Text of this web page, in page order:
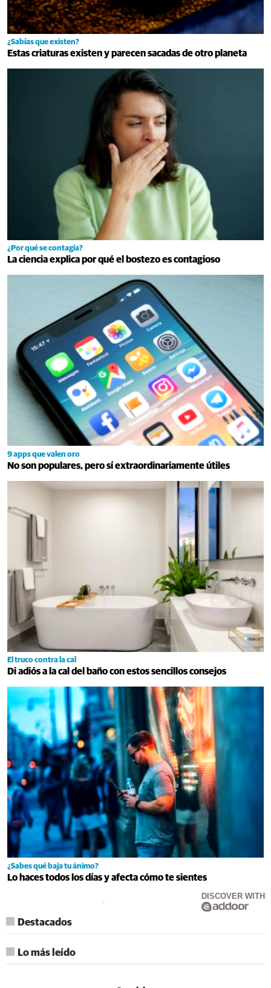
¿Sabías que existen?
Estas criaturas existen y parecen sacadas de otro planeta
¿Por qué se contagia?
La ciencia explica por qué el bostezo es contagioso
9 apps que valen oro
No son populares, pero sí extraordinariamente útiles
El truco contra la cal
Di adiós a la cal del baño con estos sencillos consejos
¿Sabes qué baja tu ánimo?
Lo haces todos los días y afecta cómo te sientes
DISCOVER WITH
Destacados
Lo más leído